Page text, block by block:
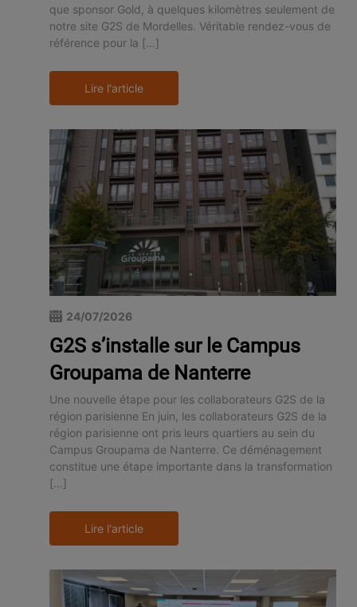
que sponsor Gold, à quelques kilomètres seulement de
notre site G2S de Mordelles. Véritable rendez-vous de
référence pour la […]
Lire l'article
24/07/2026
G2S s’installe sur le Campus
Groupama de Nanterre
Une nouvelle étape pour les collaborateurs G2S de la
région parisienne En juin, les collaborateurs G2S de la
région parisienne ont pris leurs quartiers au sein du
Campus Groupama de Nanterre. Ce déménagement
constitue une étape importante dans la transformation
[…]
Lire l'article